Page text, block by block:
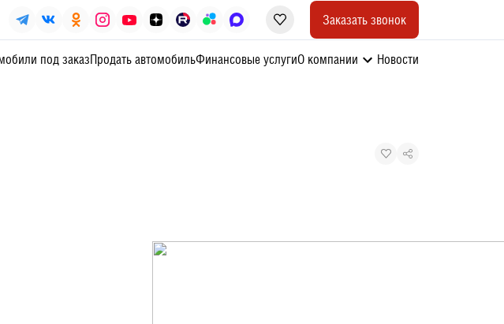
Заказать звонок
под заказПродать автомобильФинансовые услугиО компании Новости